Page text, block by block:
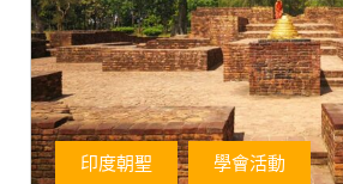
印度朝聖 學會活動